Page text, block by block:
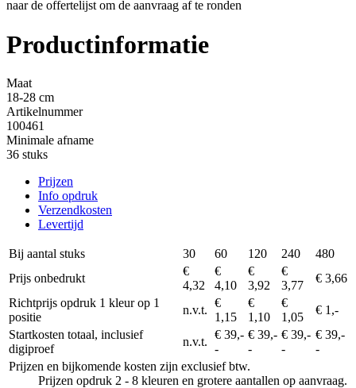
naar de offertelijst om de aanvraag af te ronden
Productinformatie
Maat
18-28 cm
Artikelnummer
100461
Minimale afname
36 stuks
Prijzen
Info opdruk
Verzendkosten
Levertijd
Bij aantal stuks 30 60 120 240
480
Prijs onbedrukt
€
4,32
€
4,10
€
3,92
€
3,77
€ 3,66
Richtprijs opdruk 1 kleur op 1
positie
n.v.t.
€
1,15
€
1,10
€
1,05
€ 1,-
Startkosten totaal, inclusief
digiproef
n.v.t.
€ 39,-
-
€ 39,-
-
€ 39,-
-
€ 39,-
-
Prijzen en bijkomende kosten zijn exclusief btw.
Prijzen opdruk 2 - 8 kleuren en grotere aantallen op aanvraag.